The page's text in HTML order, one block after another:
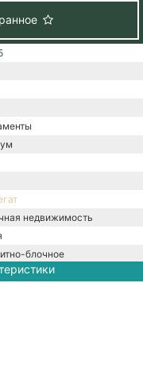
недвижимость
блочное